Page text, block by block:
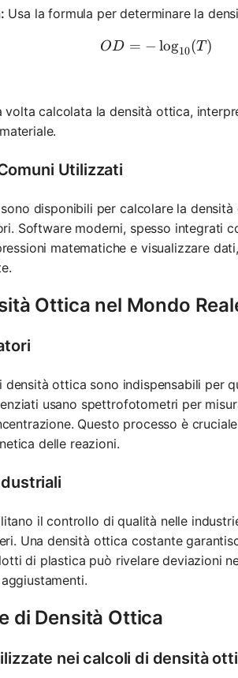
Usa la formula per determinare la
OD = -
OD = − log10(T )
volta calcolata la densità ottica,
Utilizzati
disponibili per calcolare la
Software moderni, spesso integrati
matematiche e visualizzare
Ottica nel Mondo
ottica sono indispensabili per
usano spettrofotometri per
Questo processo è
delle reazioni.
il controllo di qualità nelle
Una densità ottica costante
di plastica può rivelare deviazioni
di Densità Ottica
nei calcoli di densità